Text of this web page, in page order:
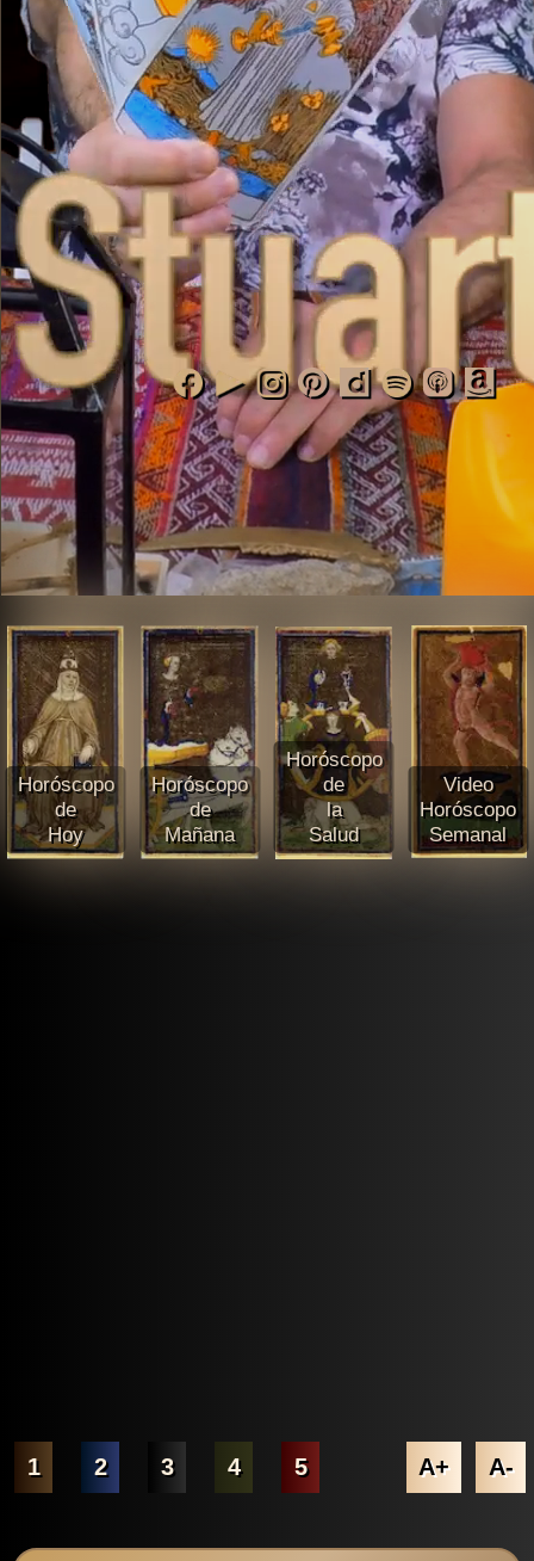
Horóscopo
de
Hoy
Horóscopo
de
Mañana
Horóscopo
de
la
Salud
Video
Horóscopo
Semanal
1 2 3 4 5 A+ A-